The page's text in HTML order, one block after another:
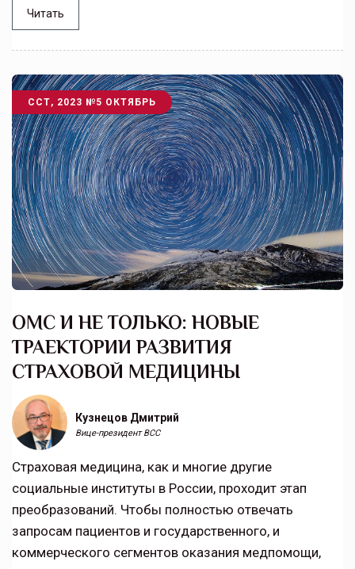
Читать
ССТ, 2023 №5 ОКТЯБРЬ
ОМС И НЕ ТОЛЬКО: НОВЫЕ
ТРАЕКТОРИИ РАЗВИТИЯ
СТРАХОВОЙ МЕДИЦИНЫ
Кузнецов Дмитрий
Вице-президент ВСС
Страховая медицина, как и многие другие
социальные институты в России, проходит этап
преобразований. Чтобы полностью отвечать
запросам пациентов и государственного, и
коммерческого сегментов оказания медпомощи,